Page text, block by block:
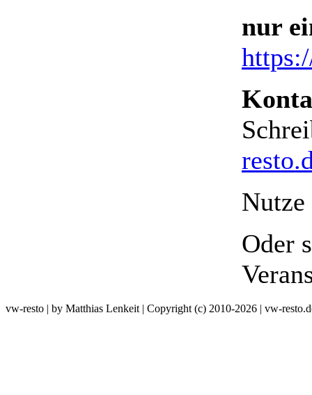
nur
Oder
vw-resto | by Matthias Lenkeit | Copyright (c) 2010-2026 | vw-